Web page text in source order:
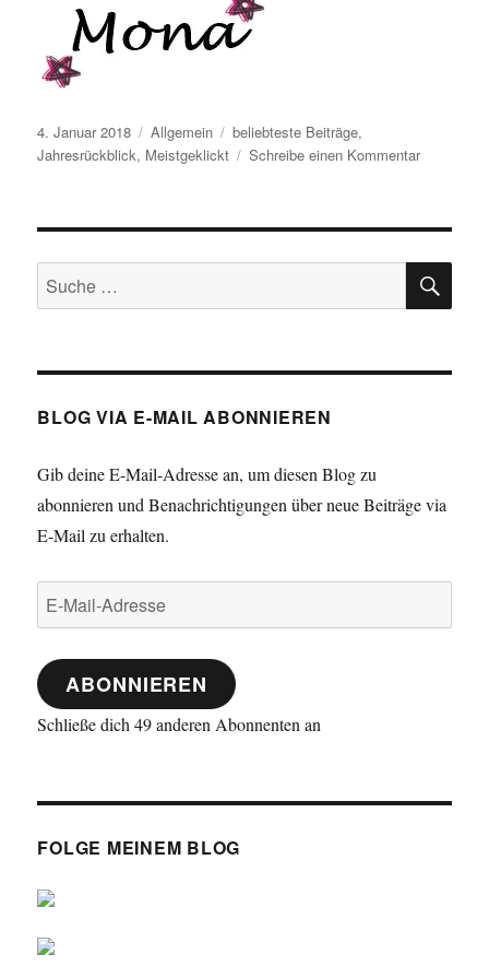
Veröffentlicht
am
4. Januar 2018 Kategorien
Allgemein Schlagwörter
beliebteste Beiträge,
Jahresrückblick, Meistgeklickt Schreibe einen Kommentarzu
–
5
Beiträge
Suche
nach:
BLOG VIA E-MAIL ABONNIEREN
Gib deine E-Mail-Adresse an, um diesen Blog zu
abonnieren und Benachrichtigungen über neue Beiträge via
E-Mail zu erhalten.
E-
Mail-
Adresse
ABONNIEREN
Schließe dich 49 anderen Abonnenten an
FOLGE MEINEM BLOG